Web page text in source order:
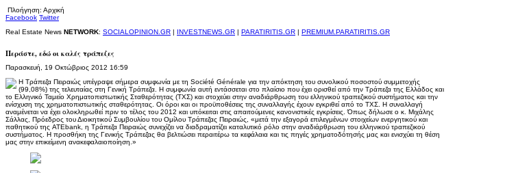
Πλοήγηση: Αρχική
Facebook Twitter
Real Estate News NETWORK: SOCIALOPINION.GR | INVESTNEWS.GR | PARATIRITIS.GR | PREMIUM.PARATIRITIS.GR
Περάστε, εδώ οι καλές τράπεζες
Παρασκευή, 19 Οκτώβριος 2012 16:59
Η Τράπεζα Πειραιώς υπέγραψε σήμερα συμφωνία με τη Société Générale για την απόκτηση του συνολικού ποσοστού συμμετοχής
(99,08%) της τελευταίας στη Γενική Τράπεζα. Η συμφωνία αυτή εντάσσεται στο πλαίσιο που έχει ορισθεί από την Τράπεζα της Ελλάδος και
το Ελληνικό Ταμείο Χρηματοπιστωτικής Σταθερότητας (ΤΧΣ) και στοχεύει στην αναδιάρθρωση του ελληνικού τραπεζικού συστήματος και την
ενίσχυση της χρηματοπιστωτικής σταθερότητας. Οι όροι και οι προϋποθέσεις της συναλλαγής έχουν εγκριθεί από το ΤΧΣ. Η συναλλαγή
αναμένεται να έχει ολοκληρωθεί πριν το τέλος του 2012 και υπόκειται στις απαιτούμενες κανονιστικές εγκρίσεις. Όπως δήλωσε ο κ. Μιχάλης
Σάλλας, Πρόεδρος του Διοικητικού Συμβουλίου του Ομίλου Τράπεζας Πειραιώς, «μετά την εξαγορά επιλεγμένων στοιχείων ενεργητικού και
παθητικού της ATEbank, η Τράπεζα Πειραιώς συνεχίζει να διαδραματίζει καταλυτικό ρόλο στην αναδιάρθρωση του ελληνικού τραπεζικού
συστήματος. Η προσθήκη της Γενικής Τράπεζας θα βελτιώσει περαιτέρω τα κεφάλαια και τις πηγές χρηματοδότησής μας και ενισχύει τη θέση
μας στην επικείμενη ανακεφαλαιοποίηση.»